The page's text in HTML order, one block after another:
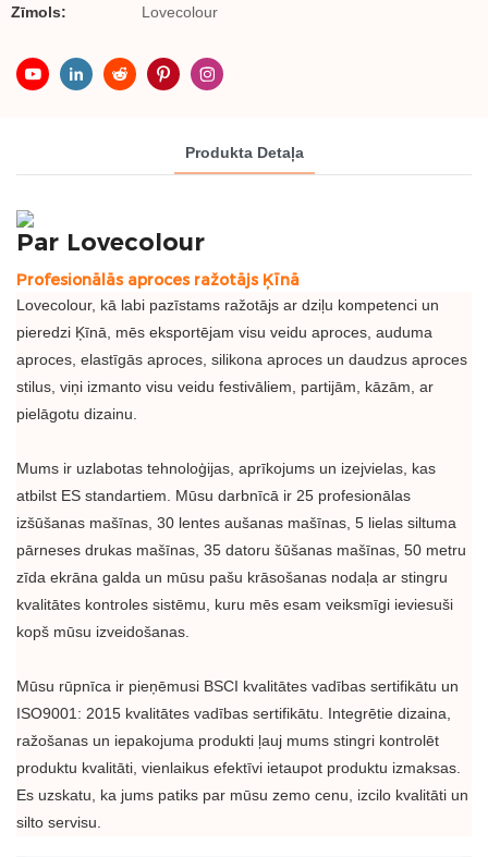
Zīmols:
Lovecolour
Produkta Detaļa
Par Lovecolour
Profesionālās aproces ražotājs Ķīnā
Lovecolour, kā labi pazīstams ražotājs ar dziļu kompetenci un
pieredzi Ķīnā, mēs eksportējam visu veidu aproces, auduma
aproces, elastīgās aproces, silikona aproces un daudzus aproces
stilus, viņi izmanto visu veidu festivāliem, partijām, kāzām, ar
pielāgotu dizainu.
Mums ir uzlabotas tehnoloģijas, aprīkojums un izejvielas, kas
atbilst ES standartiem. Mūsu darbnīcā ir 25 profesionālas
izšūšanas mašīnas, 30 lentes aušanas mašīnas, 5 lielas siltuma
pārneses drukas mašīnas, 35 datoru šūšanas mašīnas, 50 metru
zīda ekrāna galda un mūsu pašu krāsošanas nodaļa ar stingru
kvalitātes kontroles sistēmu, kuru mēs esam veiksmīgi ieviesuši
kopš mūsu izveidošanas.
Mūsu rūpnīca ir pieņēmusi BSCI kvalitātes vadības sertifikātu un
ISO9001: 2015 kvalitātes vadības sertifikātu. Integrētie dizaina,
ražošanas un iepakojuma produkti ļauj mums stingri kontrolēt
produktu kvalitāti, vienlaikus efektīvi ietaupot produktu izmaksas.
Es uzskatu, ka jums patiks par mūsu zemo cenu, izcilo kvalitāti un
silto servisu.